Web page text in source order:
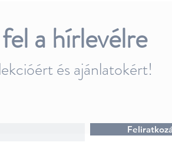
a hírlevélre
és ajánlatokért!